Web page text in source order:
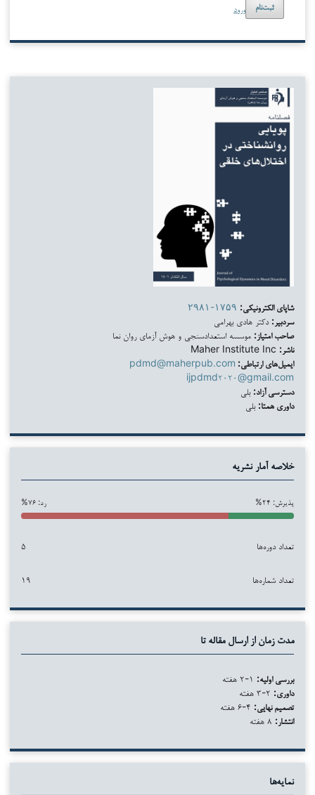
ثبت‌نام ورود
شاپای الکترونیکی: ۲۹۸۱-۱۷۵۹
سردبیر: دکتر هادی بهرامی
صاحب امتیاز: موسسه استعدادسنجی و هوش آزمای روان نما
ناشر:
ایمیل‌های ارتباطی: pdmd@maherpub.com
ijpdmd۲۰۲۰@gmail.com
دسترسی آزاد: بلی
داوری همتا: بلی
خلاصه آمار نشریه
پذیرش: ۲۴% رد: ۷۶%
تعداد دوره‌ها ۵
تعداد شماره‌ها ۱۹
مدت زمان از ارسال مقاله تا
بررسی اولیه:
داوری:
تصمیم نهایی:
انتشار:
نمایه‌ها